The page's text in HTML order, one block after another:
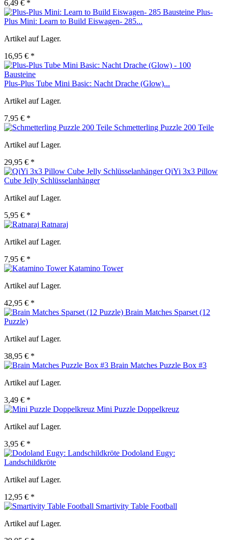
6,49 € *
Plus-
Plus Mini: Learn to Build Eiswagen- 285...
Artikel auf Lager.
16,95 € *
Plus-Plus Tube Mini Basic: Nacht Drache (Glow)...
Artikel auf Lager.
7,95 € *
Schmetterling Puzzle 200 Teile
Artikel auf Lager.
29,95 € *
QiYi 3x3 Pillow
Cube Jelly Schlüsselanhänger
Artikel auf Lager.
5,95 € *
Ratnaraj
Artikel auf Lager.
7,95 € *
Katamino Tower
Artikel auf Lager.
42,95 € *
Brain Matches Sparset (12
Puzzle)
Artikel auf Lager.
38,95 € *
Brain Matches Puzzle Box #3
Artikel auf Lager.
3,49 € *
Mini Puzzle Doppelkreuz
Artikel auf Lager.
3,95 € *
Dodoland Eugy:
Landschildkröte
Artikel auf Lager.
12,95 € *
Smartivity Table Football
Artikel auf Lager.